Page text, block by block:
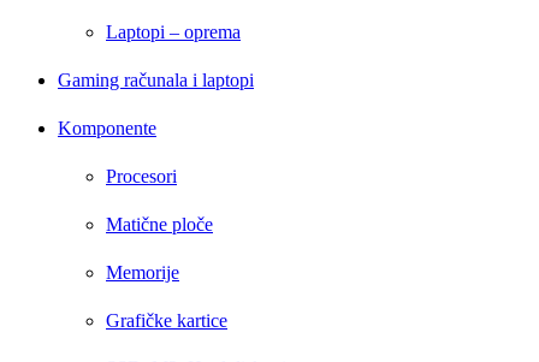
Laptopi – oprema
Gaming računala i laptopi
Komponente
Procesori
Matične ploče
Memorije
Grafičke kartice